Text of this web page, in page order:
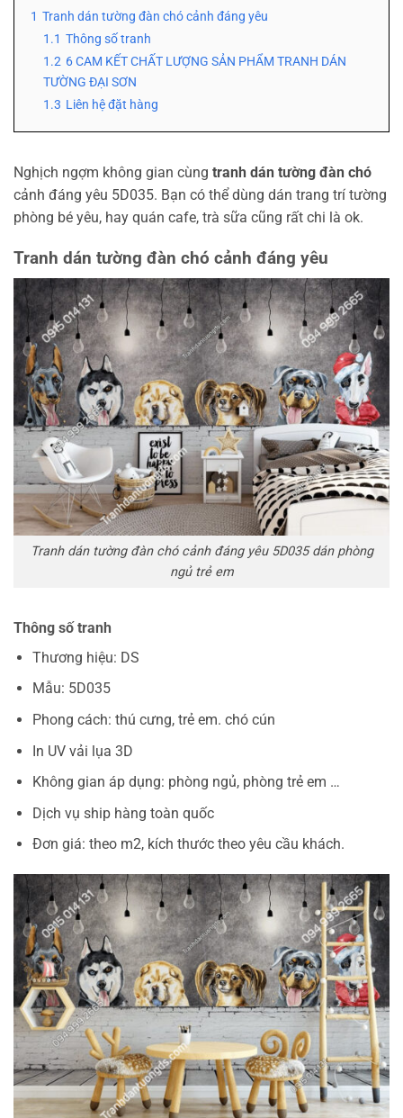
1 Tranh dán tường đàn chó cảnh đáng yêu
1.1 Thông số tranh
1.2 6 CAM KẾT CHẤT LƯỢNG SẢN PHẨM TRANH DÁN
TƯỜNG ĐẠI SƠN
1.3 Liên hệ đặt hàng
Nghịch ngợm không gian cùng tranh dán tường đàn chó
cảnh đáng yêu 5D035. Bạn có thể dùng dán trang trí tường
phòng bé yêu, hay quán cafe, trà sữa cũng rất chi là ok.
Tranh dán tường đàn chó cảnh đáng yêu
Tranh dán tường đàn chó cảnh đáng yêu 5D035 dán phòng
ngủ trẻ em
Thông số tranh
Thương hiệu: DS
Mẫu: 5D035
Phong cách: thú cưng, trẻ em. chó cún
In UV vải lụa 3D
Không gian áp dụng: phòng ngủ, phòng trẻ em …
Dịch vụ ship hàng toàn quốc
Đơn giá: theo m2, kích thước theo yêu cầu khách.